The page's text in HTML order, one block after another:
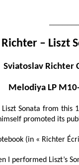
Richter – Liszt
Sviatoslav Richter
Melodiya LP
Sonata from this
promoted its
(in « Richter
I performed Liszt’s